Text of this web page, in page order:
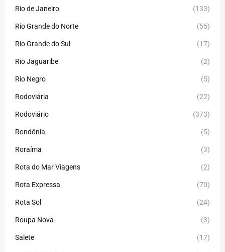
Rio de Janeiro (133)
Rio Grande do Norte (55)
Rio Grande do Sul (17)
Rio Jaguaribe (2)
Rio Negro (5)
Rodoviária (22)
Rodoviário (373)
Rondônia (5)
Roraíma (3)
Rota do Mar Viagens (2)
Rota Expressa (70)
Rota Sol (24)
Roupa Nova (3)
Salete (17)